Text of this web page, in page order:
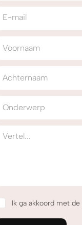
E-mail
Voornaam
Achternaam
Onderwerp
Vertel...
Ik ga akkoord met de